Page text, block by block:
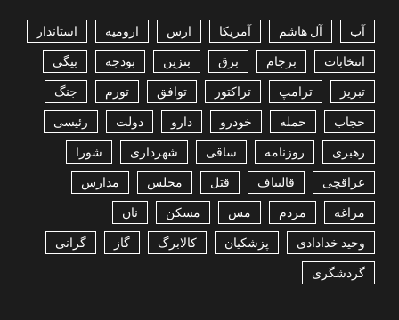
آب آل هاشم آمریکا ارس ارومیه استاندار
انتخابات برجام برق بنزین بودجه بیگی
تبریز ترامپ تراکتور توافق تورم جنگ
حجاب حمله خودرو دارو دولت رئیسی
رهبری روزنامه ساقی شهرداری شورا
عراقچی قالیباف قتل مجلس مدارس
مراغه مردم مس مسکن نان
وحید خدادادی پزشکیان کالابرگ گاز گرانی
گردشگری